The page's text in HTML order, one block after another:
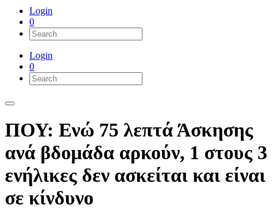
Login
0
Login
0
ΠΟΥ: Ενώ 75 λεπτά Άσκησης
ανά βδομάδα αρκούν, 1 στους 3
ενήλικες δεν ασκείται και είναι
σε κίνδυνο